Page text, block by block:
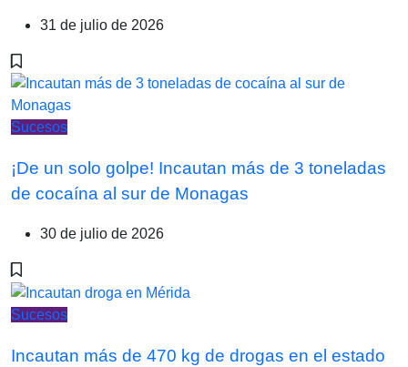
31 de julio de 2026
Sucesos
¡De un solo golpe! Incautan más de 3 toneladas
de cocaína al sur de Monagas
30 de julio de 2026
Sucesos
Incautan más de 470 kg de drogas en el estado